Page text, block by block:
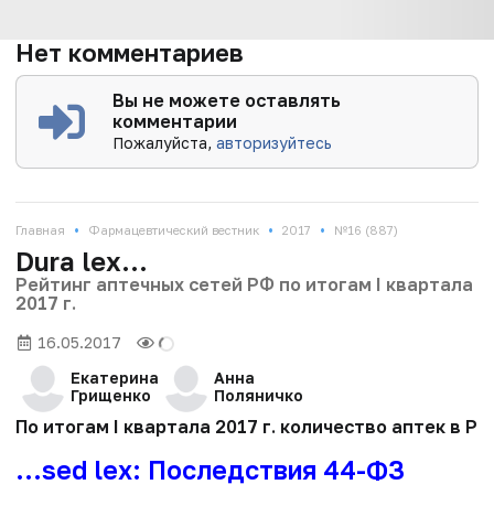
Нет комментариев
Вы не можете оставлять
комментарии
Пожалуйста,авторизуйтесь
Главная • Фармацевтический вестник • 2017 • №16 (887)
Dura lex…
Рейтинг аптечных сетей РФ по итогам I квартала
2017 г.
16.05.2017
Екатерина
Грищенко
Анна
Поляничко
По итогам I квартала 2017 г. количество аптек в
…sed lex: Последствия 44-ФЗ